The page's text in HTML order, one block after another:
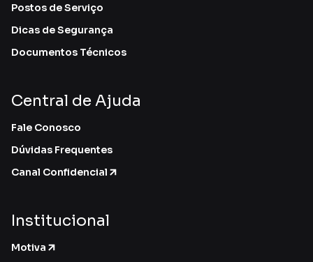
Postos de Serviço
Dicas de Segurança
Documentos Técnicos
Central de Ajuda
Fale Conosco
Dúvidas Frequentes
Canal Confidencial
Institucional
Motiva